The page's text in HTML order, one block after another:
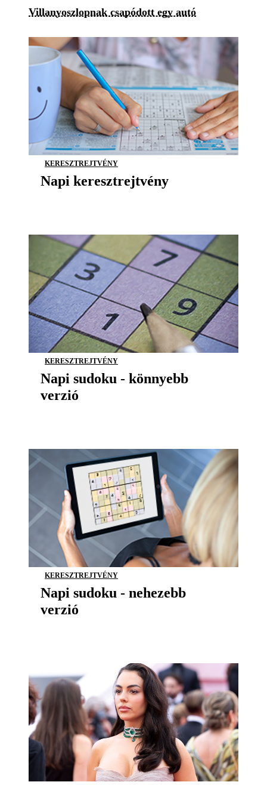
Villanyoszlopnak csapódott egy autó
KERESZTREJTVÉNY
Napi keresztrejtvény
KERESZTREJTVÉNY
Napi sudoku - könnyebb
verzió
KERESZTREJTVÉNY
Napi sudoku - nehezebb
verzió